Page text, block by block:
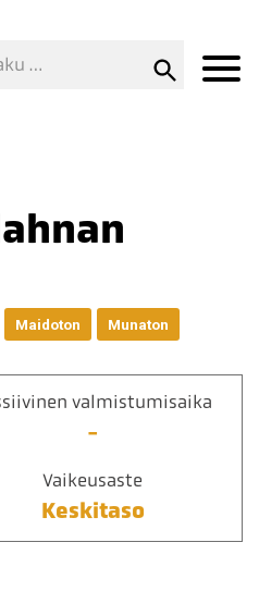
Maidoton Munaton
valmistumisaika
-
Vaikeusaste
Keskitaso